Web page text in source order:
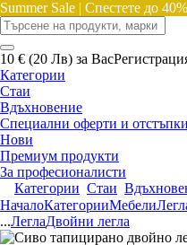
Summer Sale | Спестете до
10 € (20 Лв) за Вас
Категории
Стаи
Вдъхновение
Специални оферти и отстъпки
Нови
Премиум продукти
За професионалисти
Категории Стаи
НачалоКатегорииМебели
...ЛеглаДвойни легла